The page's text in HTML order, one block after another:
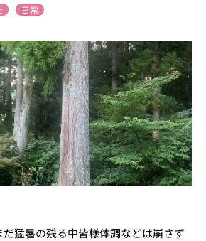
日常
猛暑の残る中皆様体調などは崩さず